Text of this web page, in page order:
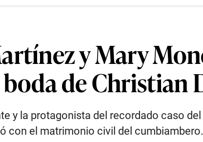
y Mary
de Christian
y la protagonista del recordado caso
con el matrimonio civil del cumbiambero.